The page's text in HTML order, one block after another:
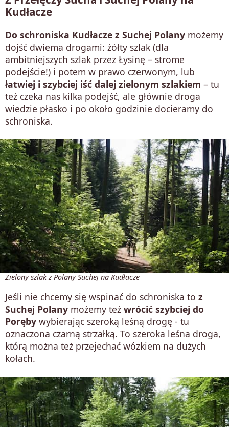
Kudłacze
Do schroniska Kudłacze z Suchej Polany możemy
dojść dwiema drogami: żółty szlak (dla
ambitniejszych szlak przez Łysinę – strome
podejście!) i potem w prawo czerwonym, lub
łatwiej i szybciej iść dalej zielonym szlakiem – tu
też czeka nas kilka podejść, ale głównie droga
wiedzie płasko i po około godzinie docieramy do
schroniska.
Zielony szlak z Polany Suchej na Kudłacze
Jeśli nie chcemy się wspinać do schroniska to z
Suchej Polany możemy też wrócić szybciej do
Poręby wybierając szeroką leśną drogę - tu
oznaczona czarną strzałką. To szeroka leśna droga,
którą można też przejechać wózkiem na dużych
kołach.